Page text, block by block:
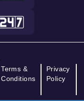
Terms &
Conditions
Privacy
Policy